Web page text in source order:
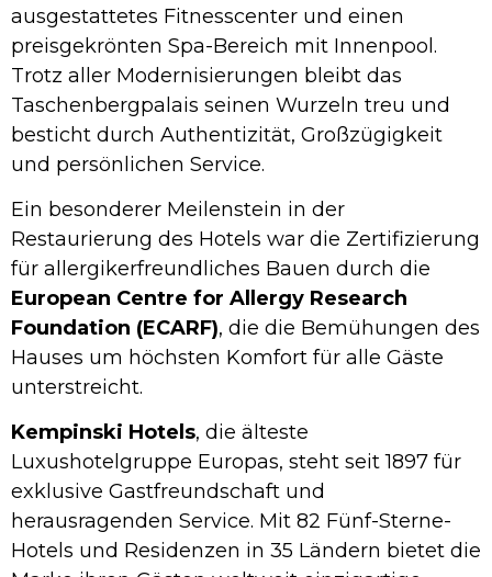
ausgestattetes Fitnesscenter und einen
preisgekrönten Spa-Bereich mit Innenpool.
Trotz aller Modernisierungen bleibt das
Taschenbergpalais seinen Wurzeln treu und
besticht durch Authentizität, Großzügigkeit
und persönlichen Service.
Ein besonderer Meilenstein in der
Restaurierung des Hotels war die Zertifizierung
für allergikerfreundliches Bauen durch die
European Centre for Allergy Research
Foundation (ECARF), die die Bemühungen des
Hauses um höchsten Komfort für alle Gäste
unterstreicht.
Kempinski Hotels, die älteste
Luxushotelgruppe Europas, steht seit 1897 für
exklusive Gastfreundschaft und
herausragenden Service. Mit 82 Fünf-Sterne-
Hotels und Residenzen in 35 Ländern bietet die